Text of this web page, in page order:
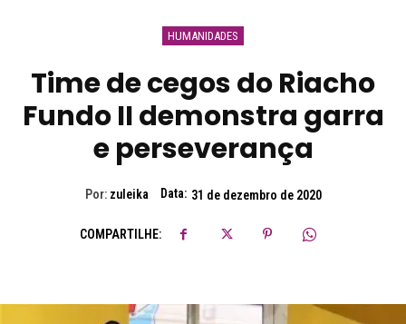
HUMANIDADES
Time de cegos do Riacho
Fundo II demonstra garra
e perseverança
Por: zuleika Data: 31 de dezembro de 2020
COMPARTILHE: